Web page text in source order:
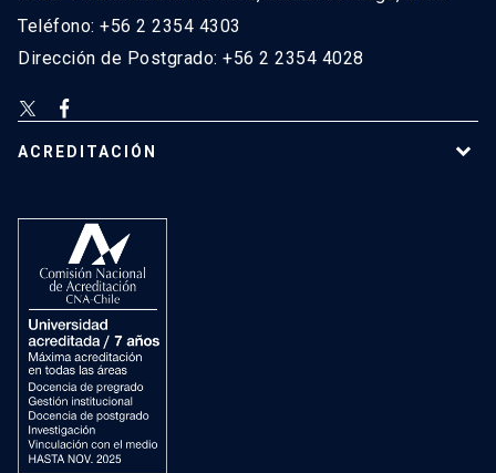
Teléfono: +56 2 2354 4303
Dirección de Postgrado: +56 2 2354 4028
ACREDITACIÓN